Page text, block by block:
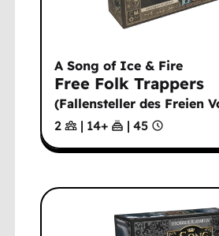
A Song of Ice & Fire
Free Folk Trappers
(Fallensteller des Freien
2
| 14+ | 45